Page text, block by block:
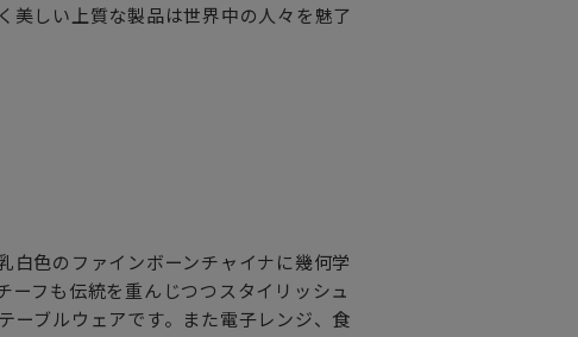
美しい上質な製品は世界中の人々を魅了
色のファインボーンチャイナに幾何学
ーフも伝統を重んじつつスタイリッシュ
ーブルウェアです。また電子レンジ、食